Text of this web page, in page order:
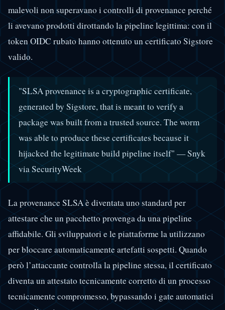
malevoli non superavano i controlli di provenance perché
li avevano prodotti dirottando la pipeline legittima: con il
token OIDC rubato hanno ottenuto un certificato Sigstore
valido.
"SLSA provenance is a cryptographic certificate,
generated by Sigstore, that is meant to verify a
package was built from a trusted source. The worm
was able to produce these certificates because it
hijacked the legitimate build pipeline itself" — Snyk
via SecurityWeek
La provenance SLSA è diventata uno standard per
attestare che un pacchetto provenga da una pipeline
affidabile. Gli sviluppatori e le piattaforme la utilizzano
per bloccare automaticamente artefatti sospetti. Quando
però l’attaccante controlla la pipeline stessa, il certificato
diventa un attestato tecnicamente corretto di un processo
tecnicamente compromesso, bypassando i gate automatici